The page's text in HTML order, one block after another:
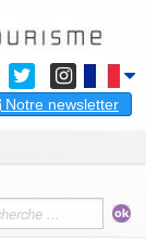
Notre newsletter